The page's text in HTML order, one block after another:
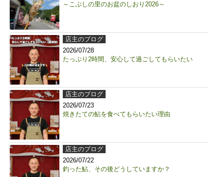
～こぶしの里のお盆のしおり2026～
店主のブログ
2026/07/28
たっぷり2時間、安心して過ごしてもらいたい
店主のブログ
2026/07/23
焼きたての鮎を食べてもらいたい理由
店主のブログ
2026/07/22
釣った鮎、その後どうしていますか？